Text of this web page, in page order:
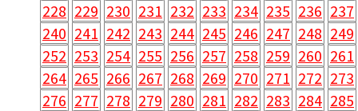
228 229 230 231 232 233 234 235 236 237
240 241 242 243 244 245 246 247 248 249
252 253 254 255 256 257 258 259 260 261
264 265 266 267 268 269 270 271 272 273
276 277 278 279 280 281 282 283 284 285